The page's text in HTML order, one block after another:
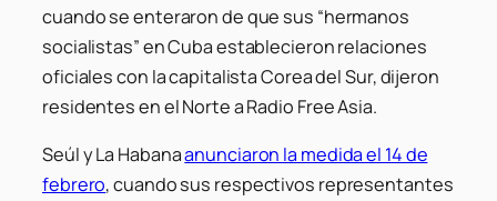
cuando se enteraron de que sus “hermanos
socialistas” en Cuba establecieron relaciones
oficiales con la capitalista Corea del Sur, dijeron
residentes en el Norte a Radio Free Asia.
Seúl y La Habanaanunciaron la medida el 14 de
febrero, cuando sus respectivos representantes